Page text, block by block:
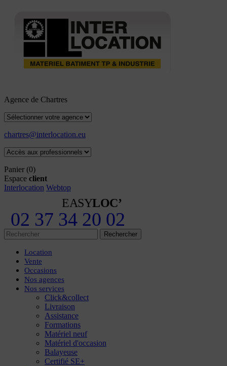
Agence de Chartres
chartres@interlocation.eu
Panier (0)
Espace client
Interlocation Webtop
EASYLOC’
02 37 34 20 02
Rechercher
Location
Vente
Occasions
Nos agences
Nos services
Click&collect
Livraison
Assistance
Formations
Matériel neuf
Matériel d'occasion
Balayeuse
Certifié SE+